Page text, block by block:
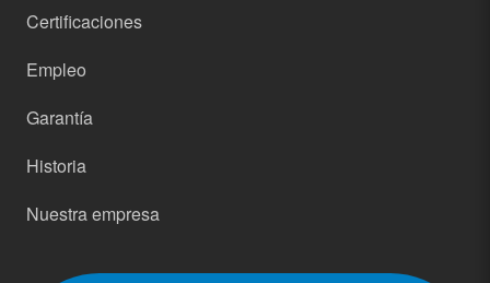
Certificaciones
Empleo
Garantía
Historia
Nuestra empresa